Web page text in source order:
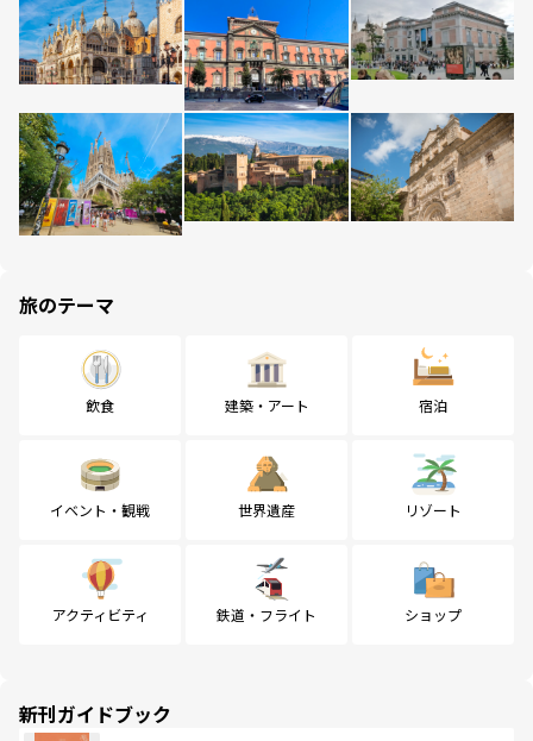
旅のテーマ
飲食 建築・アート 宿泊
イベント・観戦 世界遺産 リゾート
アクティビティ 鉄道・フライト ショップ
新刊ガイドブック